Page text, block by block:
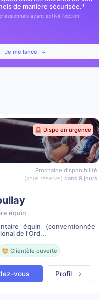
de manière sécurisée.*
ayant activé l'option
Je me lance
🚨 Dispo en urgence
Prochaine disponibilité
(sous réserve) dans 9 jours
équin
équin (conventionnée
de l'Ord...
🤩 Clientèle ouverte
vous Profil